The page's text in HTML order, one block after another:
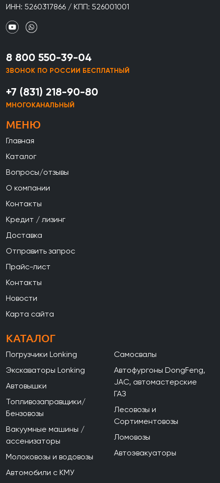
ИНН: 5260317866 / КПП: 526001001
8 800 550-39-04
ЗВОНОК ПО РОССИИ БЕСПЛАТНЫЙ
+7 (831) 218-90-80
МНОГОКАНАЛЬНЫЙ
МЕНЮ
Главная
Каталог
Вопросы/отзывы
О компании
Контакты
Кредит / лизинг
Доставка
Отправить запрос
Прайс-лист
Контакты
Новости
Карта сайта
КАТАЛОГ
Погрузчики Lonking
Экскаваторы Lonking
Автовышки
Топливозаправщики/
Бензовозы
Вакуумные машины /
ассенизаторы
Молоковозы и водовозы
Автомобили с КМУ
Самосвалы
Автофургоны DongFeng,
JAC, автомастерские
ГАЗ
Лесовозы и
Сортиментовозы
Ломовозы
Автоэвакуаторы